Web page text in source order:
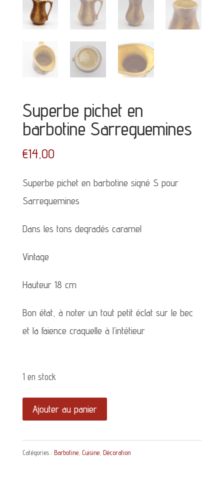
Superbe pichet en
barbotine Sarreguemines
€14,00
Superbe pichet en barbotine signé S pour
Sarreguemines
Dans les tons degradés caramel
Vintage
Hauteur 18 cm
Bon état, à noter un tout petit éclat sur le bec
et la faience craquelle à l’intétieur
1 en stock
quantité
de
Superbe
pichet
Ajouter au panier
Catégories : Barbotine, Cuisine, Décoration